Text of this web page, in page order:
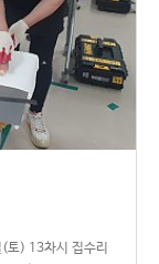
토) 13차시 집수리